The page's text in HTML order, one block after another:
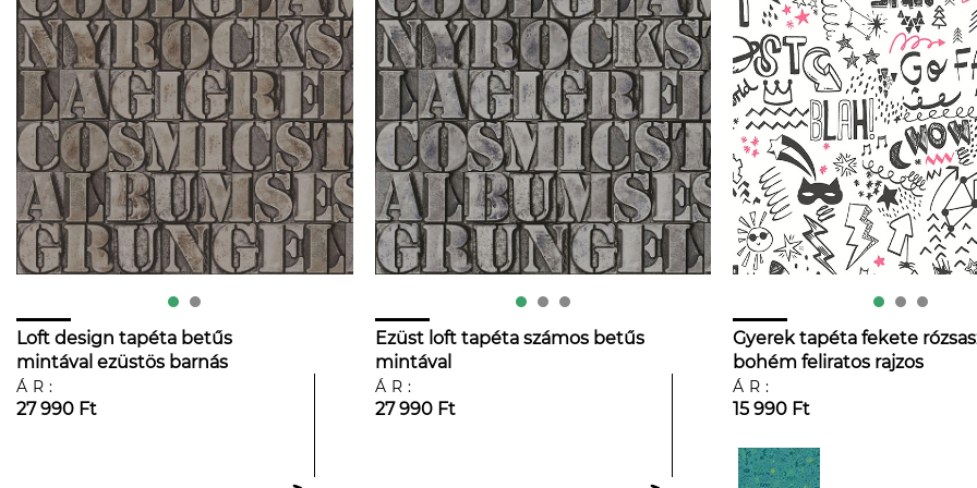
Loft design tapéta betűs
mintával ezüstös barnás
színekkel
ÁR:
27 990 Ft
Ezüst loft tapéta számos betűs
mintával
ÁR:
27 990 Ft
Gyerek tapéta fekete
bohém feliratos rajzos
mintákkal
ÁR:
15 990 Ft